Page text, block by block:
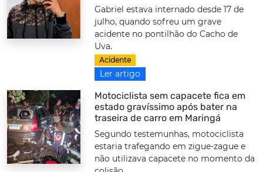
Gabriel estava internado desde 17 de
julho, quando sofreu um grave
acidente no pontilhão do Cacho de
Uva.
Acidente
Ler artigo
Motociclista sem capacete fica em
estado gravíssimo após bater na
traseira de carro em Maringá
Segundo testemunhas, motociclista
estaria trafegando em zigue-zague e
não utilizava capacete no momento da